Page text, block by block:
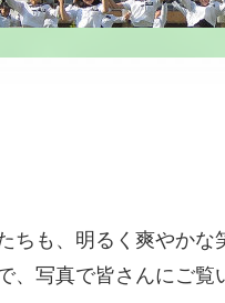
ちも、明るく爽やかな
、写真で皆さんにご覧